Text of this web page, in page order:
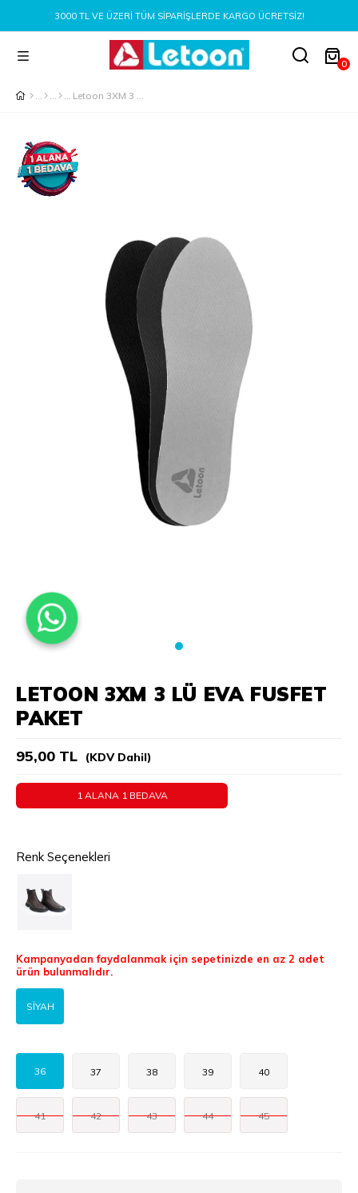
3000 TL VE ÜZERI TÜM SIPARIŞLERDE KARGO ÜCRETSIZ!
0
Letoon 3XM 3 lü Eva Fusfet Paket
LETOON 3XM 3 LÜ EVA FUSFET
PAKET
95,00 TL (KDV Dahil)
1 ALANA 1 BEDAVA
Renk Seçenekleri
Kampanyadan faydalanmak için sepetinizde en az 2 adet
ürün bulunmalıdır.
SİYAH
36 37 38 39 40
41 42 43 44 45